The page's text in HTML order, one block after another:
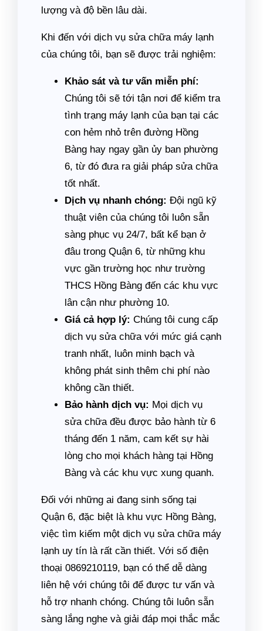
lượng và độ bền lâu dài.
Khi đến với dịch vụ sửa chữa máy lạnh
của chúng tôi, bạn sẽ được trải nghiệm:
Khảo sát và tư vấn miễn phí:
Chúng tôi sẽ tới tận nơi để kiểm tra
tình trạng máy lạnh của bạn tại các
con hẻm nhỏ trên đường Hồng
Bàng hay ngay gần ủy ban phường
6, từ đó đưa ra giải pháp sửa chữa
tốt nhất.
Dịch vụ nhanh chóng: Đội ngũ kỹ
thuật viên của chúng tôi luôn sẵn
sàng phục vụ 24/7, bất kể bạn ở
đâu trong Quận 6, từ những khu
vực gần trường học như trường
THCS Hồng Bàng đến các khu vực
lân cận như phường 10.
Giá cả hợp lý: Chúng tôi cung cấp
dịch vụ sửa chữa với mức giá cạnh
tranh nhất, luôn minh bạch và
không phát sinh thêm chi phí nào
không cần thiết.
Bảo hành dịch vụ: Mọi dịch vụ
sửa chữa đều được bảo hành từ 6
tháng đến 1 năm, cam kết sự hài
lòng cho mọi khách hàng tại Hồng
Bàng và các khu vực xung quanh.
Đối với những ai đang sinh sống tại
Quận 6, đặc biệt là khu vực Hồng Bàng,
việc tìm kiếm một dịch vụ sửa chữa máy
lạnh uy tín là rất cần thiết. Với số điện
thoại 0869210119, bạn có thể dễ dàng
liên hệ với chúng tôi để được tư vấn và
hỗ trợ nhanh chóng. Chúng tôi luôn sẵn
sàng lắng nghe và giải đáp mọi thắc mắc